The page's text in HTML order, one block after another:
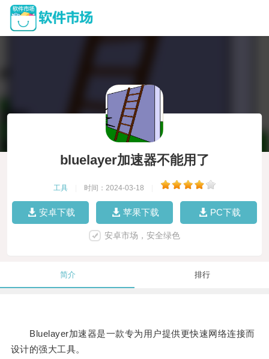
bluelayer加速器不能用了
工具 时间：2024-03-18
安卓下载 苹果下载 PC下载
安卓市场，安全绿色
简介 排行
Bluelayer加速器是一款专为用户提供更快速网络连接而
设计的强大工具。